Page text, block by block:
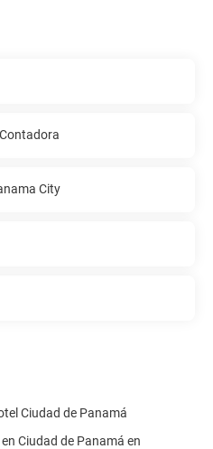
City
Ciudad de Panamá
Ciudad de Panamá en